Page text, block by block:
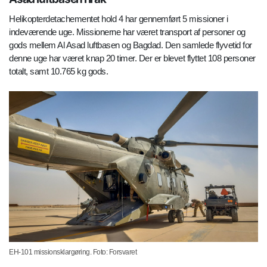
Helikopterdetachementet hold 4 har gennemført 5 missioner i
indeværende uge. Missionerne har været transport af personer og
gods mellem Al Asad luftbasen og Bagdad. Den samlede flyvetid for
denne uge har været knap 20 timer. Der er blevet flyttet 108 personer
totalt, samt 10.765 kg gods.
EH-101 missionsklargøring. Foto: Forsvaret